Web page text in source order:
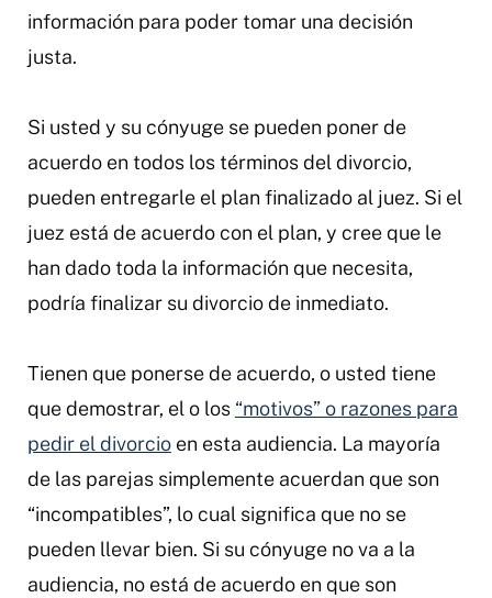
información para poder tomar una decisión
justa.
Si usted y su cónyuge se pueden poner de
acuerdo en todos los términos del divorcio,
pueden entregarle el plan finalizado al juez. Si el
juez está de acuerdo con el plan, y cree que le
han dado toda la información que necesita,
podría finalizar su divorcio de inmediato.
Tienen que ponerse de acuerdo, o usted tiene
que demostrar, el o los “motivos” o razones para
pedir el divorcioen esta audiencia. La mayoría
de las parejas simplemente acuerdan que son
“incompatibles”, lo cual significa que no se
pueden llevar bien. Si su cónyuge no va a la
audiencia, no está de acuerdo en que son